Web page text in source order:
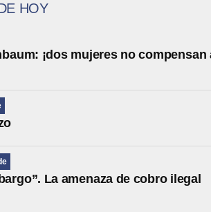
HOY
¡dos mujeres no compensan
La amenaza de cobro ilegal